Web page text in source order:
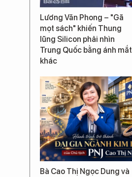
Lương Văn Phong – "Gã
mọt sách" khiến Thung
lũng Silicon phải nhìn
Trung Quốc bằng ánh mắt
khác
Bà Cao Thị Ngọc Dung và